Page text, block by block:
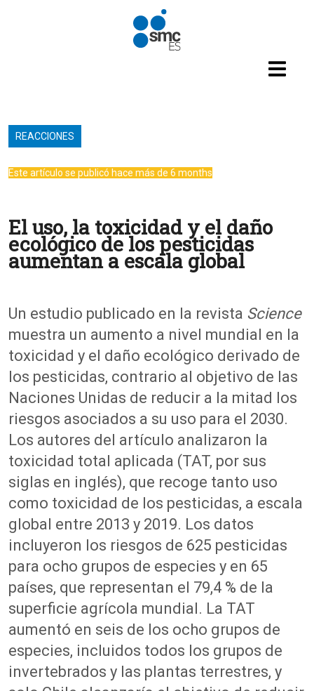
Pasar al contenido principal
REACCIONES
Este artículo se publicó hace más de 6 months
El uso, la toxicidad y el daño
ecológico de los pesticidas
aumentan a escala global
Un estudio publicado en la revista Science
muestra un aumento a nivel mundial en la
toxicidad y el daño ecológico derivado de
los pesticidas, contrario al objetivo de las
Naciones Unidas de reducir a la mitad los
riesgos asociados a su uso para el 2030.
Los autores del artículo analizaron la
toxicidad total aplicada (TAT, por sus
siglas en inglés), que recoge tanto uso
como toxicidad de los pesticidas, a escala
global entre 2013 y 2019. Los datos
incluyeron los riesgos de 625 pesticidas
para ocho grupos de especies y en 65
países, que representan el 79,4 % de la
superficie agrícola mundial. La TAT
aumentó en seis de los ocho grupos de
especies, incluidos todos los grupos de
invertebrados y las plantas terrestres, y